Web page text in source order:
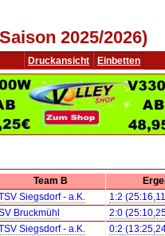
2025/2026)
Druckansicht Einbetten
Team B
Siegsdorf - a.K.
1:2
Bruckmühl
2:0
Siegsdorf - a.K.
0:2